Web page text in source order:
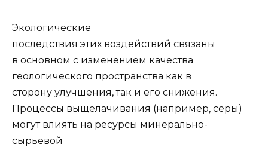
Экологические
последствия этих воздействий связаны
в основном с измене­нием качества
геологического пространства как в
сторону улучшения, так и его снижения.
Процессы выщелачивания (например, серы)
могут влиять на ресурсы минерально-
сырьевой